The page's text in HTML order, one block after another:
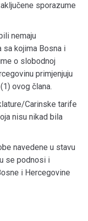
sporazume
nemaju
kojima Bosna i
o slobodnoj
primjenjuju
ovog člana.
Carinske tarife
nisu nikad bila
navedene u stavu
se podnosi i
i Hercegovine